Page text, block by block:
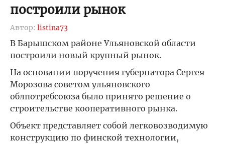
построили рынок
Автор: listina73
В Барышском районе Ульяновской области
построили новый крупный рынок.
На основании поручения губернатора Сергея
Морозова советом ульяновского
облпотребсоюза было принято решение о
строительстве кооперативного рынка.
Объект представляет собой легковозводимую
конструкцию по финской технологии,